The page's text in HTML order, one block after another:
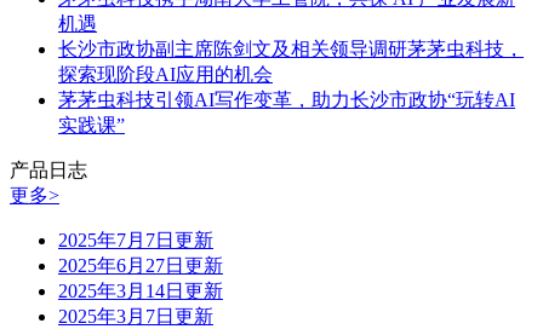
机遇
长沙市政协副主席陈剑文及相关领导调研茅茅虫科技，
探索现阶段AI应用的机会
茅茅虫科技引领AI写作变革，助力长沙市政协“玩转AI
实践课”
产品日志
更多>
2025年7月7日更新
2025年6月27日更新
2025年3月14日更新
2025年3月7日更新